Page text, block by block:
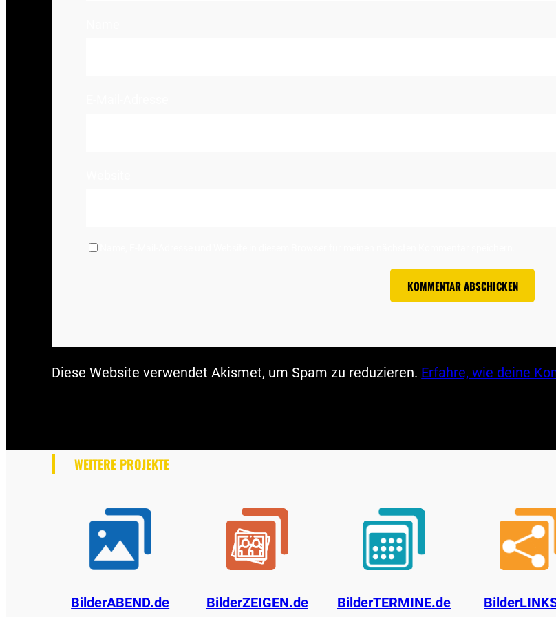
Diese Website verwendet Akismet, um Spam zu reduzieren. Erfahre, wie deine
WEITERE PROJEKTE
BilderABEND.de BilderZEIGEN.de BilderTERMINE.de